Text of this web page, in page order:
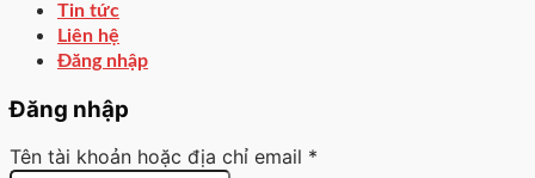
Tin tức
Liên hệ
Đăng nhập
Đăng nhập
Tên tài khoản hoặc địa chỉ email *